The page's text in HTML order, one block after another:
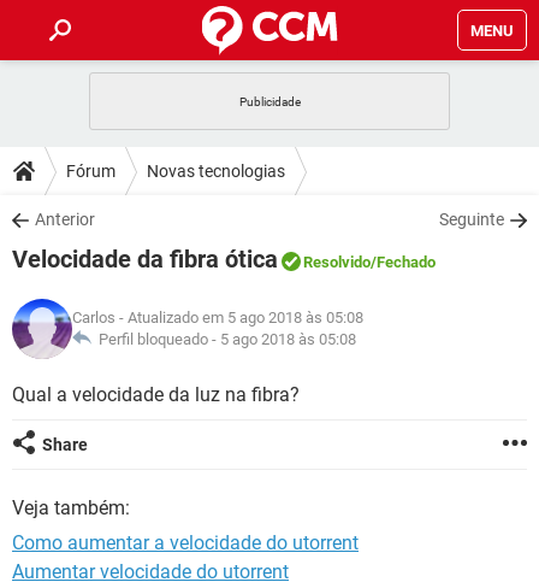
MENU
CELULAR FACEBOOK
OUTLOOK
INSTAGRAM GMAIL
GUIA DE COMPRAS
DICAS
JOGOS WHATSAPP
INSTAGRAM GMAIL
GUIA DE COMPRAS
DOWNLOADS
JOGOS WHATSAPP
CELULAR
OUTLOOK EXCEL
INSTAGRAM GMAIL
JOGOS WHATSAPP
CELULAR
OUTLOOK EXCEL
INSTAGRAM
GLOSSÁRIO
JOGOS WHATSAPP
INSTAGRAM
GUIA DE COMPRAS
Fórum Novas tecnologias
Anterior Seguinte
Velocidade da fibra ótica Resolvido/Fechado
Carlos - Atualizado em 5 ago 2018 às 05:08
Perfil bloqueado - 5 ago 2018 às 05:08
Qual a velocidade da luz na fibra?
Share
Veja também:
Como aumentar a velocidade do utorrent
Aumentar velocidade do utorrent